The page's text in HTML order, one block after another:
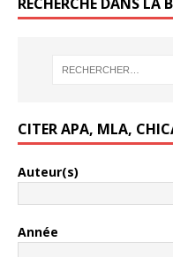
CITER APA, MLA,
Auteur(s)
Année